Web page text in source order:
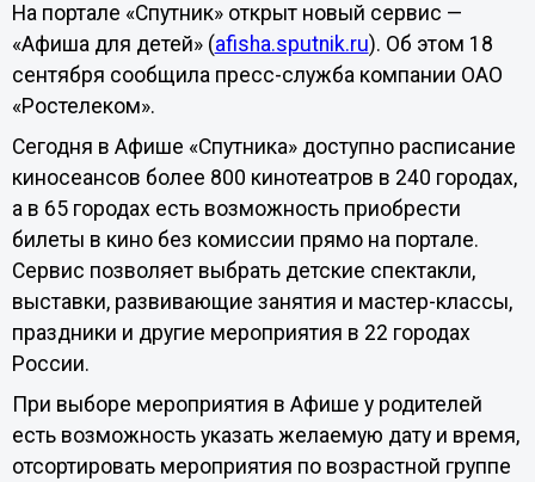
На портале «Спутник» открыт новый сервис —
«Афиша для детей» (afisha.sputnik.ru). Об этом 18
сентября сообщила пресс-служба компании ОАО
«Ростелеком».
Сегодня в Афише «Спутника» доступно расписание
киносеансов более 800 кинотеатров в 240 городах,
а в 65 городах есть возможность приобрести
билеты в кино без комиссии прямо на портале.
Сервис позволяет выбрать детские спектакли,
выставки, развивающие занятия и мастер-классы,
праздники и другие мероприятия в 22 городах
России.
При выборе мероприятия в Афише у родителей
есть возможность указать желаемую дату и время,
отсортировать мероприятия по возрастной группе